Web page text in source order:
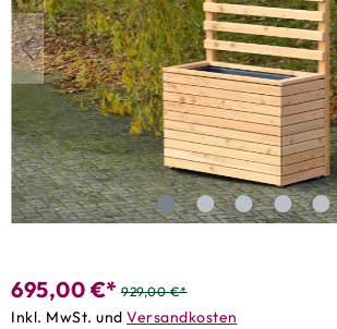
695,00 €* 929,00 €*
Inkl. MwSt. und Versandkosten